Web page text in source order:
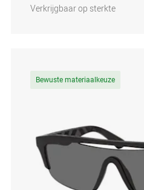
Verkrijgbaar op sterkte
Bewuste materiaalkeuze